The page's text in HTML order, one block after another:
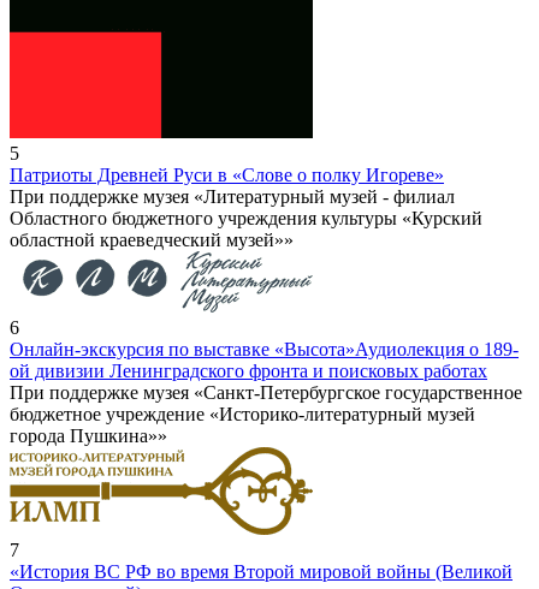
5
Патриоты Древней Руси в «Слове о полку Игореве»
При поддержке музея «Литературный музей - филиал
Областного бюджетного учреждения культуры «Курский
областной краеведческий музей»»
6
Онлайн-экскурсия по выставке «Высота»Аудиолекция о 189-
ой дивизии Ленинградского фронта и поисковых работах
При поддержке музея «Санкт-Петербургское государственное
бюджетное учреждение «Историко-литературный музей
города Пушкина»»
7
«История ВС РФ во время Второй мировой войны (Великой